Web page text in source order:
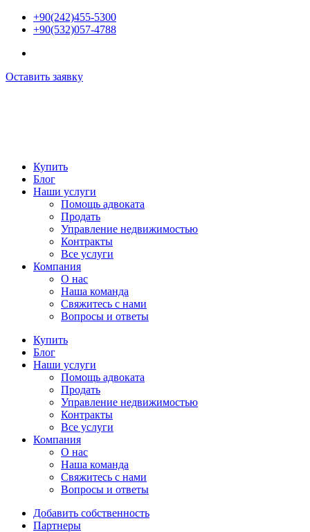
Перейти+90(242)455-5300
+90(532)057-4788
Оставить заявку
Купить
Блог
Наши услуги
Помощь адвоката
Продать
Управление недвижимостью
Контракты
Все услуги
Компания
О нас
Наша команда
Свяжитесь с нами
Вопросы и ответы
Купить
Блог
Наши услуги
Помощь адвоката
Продать
Управление недвижимостью
Контракты
Все услуги
Компания
О нас
Наша команда
Свяжитесь с нами
Вопросы и ответы
Добавить собственность
Партнеры